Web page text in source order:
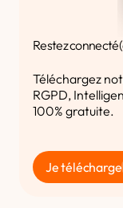
Restez
Téléchargez
RGPD,
100% gratuite.
Je télécharge